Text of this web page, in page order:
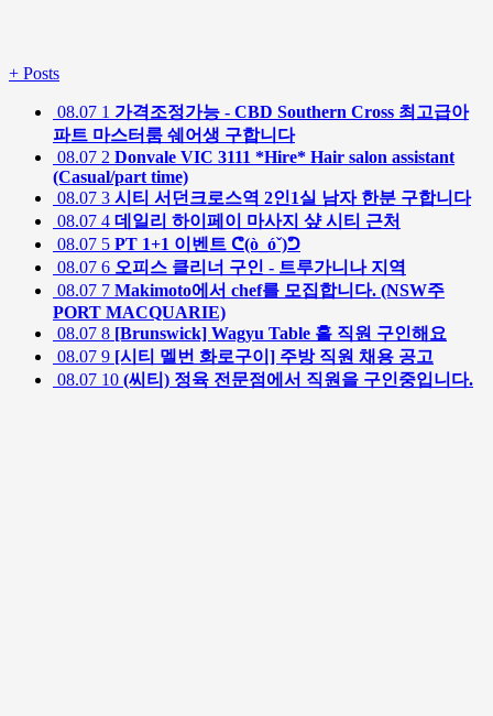
+ Posts
08.07 1 가격조정가능 - CBD Southern Cross 최고급아
파트 마스터룸 쉐어생 구합니다
08.07 2 Donvale VIC 3111 *Hire* Hair salon assistant
(Casual/part time)
08.07 3 시티 서던크로스역 2인1실 남자 한분 구합니다
08.07 4 데일리 하이페이 마사지 샾 시티 근처
08.07 5 PT 1+1 이벤트 ᕦ(ò_óˇ)ᕤ
08.07 6 오피스 클리너 구인 - 트루가니나 지역
08.07 7 Makimoto에서 chef를 모집합니다. (NSW주
PORT MACQUARIE)
08.07 8 [Brunswick] Wagyu Table 홀 직원 구인해요
08.07 9 [시티 멜번 화로구이] 주방 직원 채용 공고
08.07 10 (씨티) 정육 전문점에서 직원을 구인중입니다.